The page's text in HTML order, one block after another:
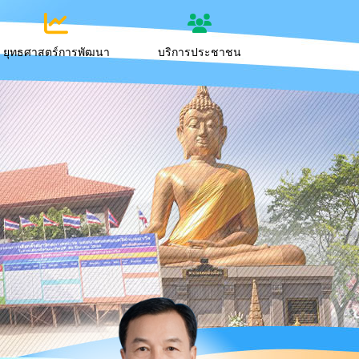
ยุทธศาสตร์การพัฒนา บริการประชาชน